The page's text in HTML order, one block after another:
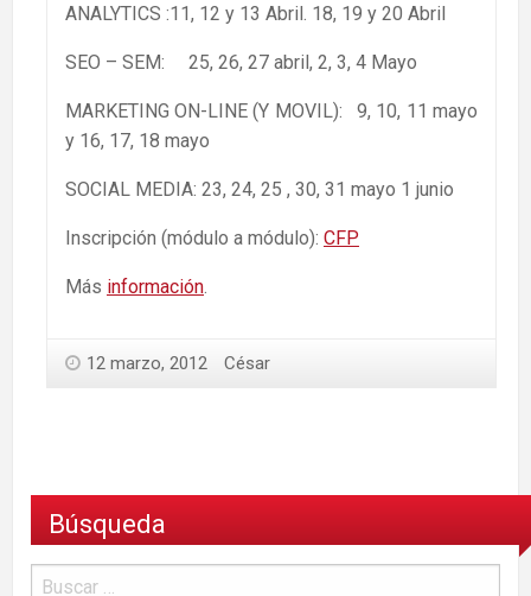
ANALYTICS :11, 12 y 13 Abril. 18, 19 y 20 Abril
SEO – SEM: 25, 26, 27 abril, 2, 3, 4 Mayo
MARKETING ON-LINE (Y MOVIL): 9, 10, 11 mayo
y 16, 17, 18 mayo
SOCIAL MEDIA: 23, 24, 25 , 30, 31 mayo 1 junio
Inscripción (módulo a módulo): CFP
Más información.
12 marzo, 2012 César
Búsqueda